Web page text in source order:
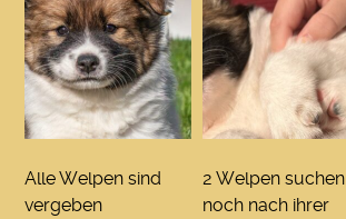
Alle Welpen sind
vergeben
2 Welpen suchen
noch nach ihrer